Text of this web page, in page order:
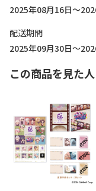
2025年08月16日～
配送期間
2025年09月30日～
この商品を見た